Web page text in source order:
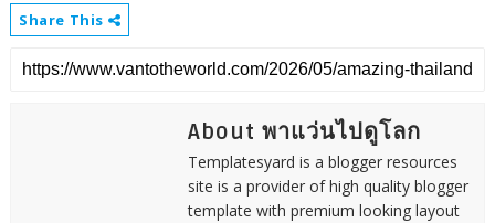
Share This
About พาแว่นไปดูโลก
Templatesyard is a blogger resources
site is a provider of high quality blogger
template with premium looking layout